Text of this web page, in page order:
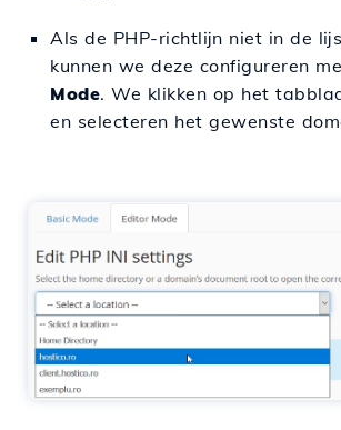
Als de PHP-richtlijn niet in de
kunnen we deze configureren
Mode. We klikken op het
en selecteren het gewenste